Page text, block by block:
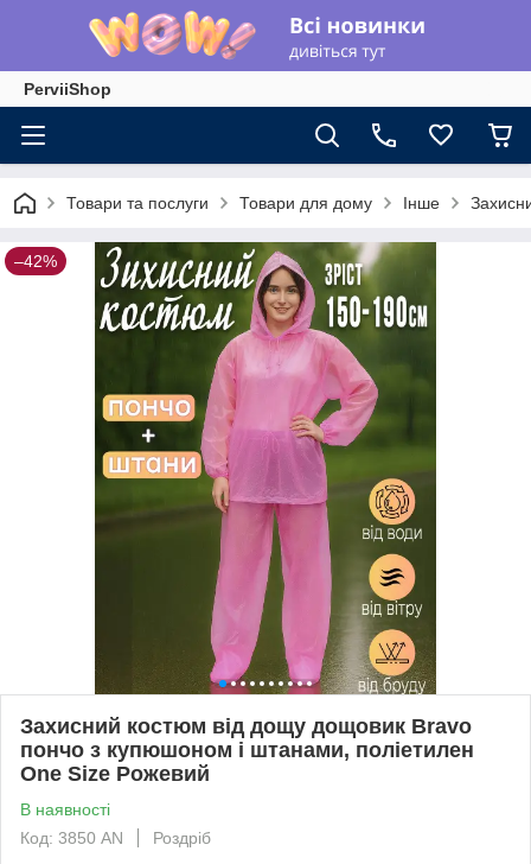
PerviiShop
Товари та послуги Товари для дому Інше
–42%
Захисний костюм від дощу дощовик Bravo
пончо з купюшоном і штанами, поліетилен
One Size Рожевий
В наявності
Код: 3850 AN
Роздріб